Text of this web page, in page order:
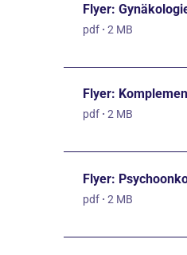
Flyer:
pdf · 2 MB
Flyer:
pdf · 2 MB
Flyer:
pdf · 2 MB